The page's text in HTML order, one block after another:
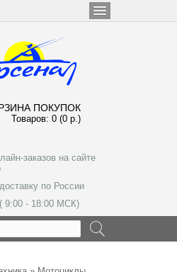
ПОКУПОК
Товаров: 0 (0 р.)
заказов на сайте
по России
9:00 - 18:00 МСК)